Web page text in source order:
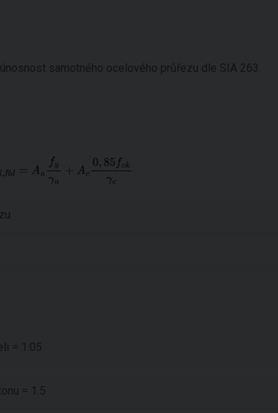
samotného ocelového průřezu dle SIA 263.
= 1.05
= 1.5